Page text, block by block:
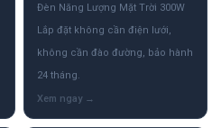
Đèn Năng Lượng Mặt Trời 300W
Lắp đặt không cần điện lưới,
không cần đào đường, bảo hành
24 tháng.